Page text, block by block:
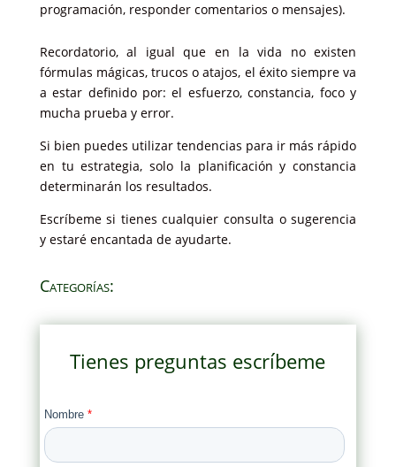
programación, responder comentarios o mensajes).
Recordatorio, al igual que en la vida no existen
fórmulas mágicas, trucos o atajos, el éxito siempre va
a estar definido por: el esfuerzo, constancia, foco y
mucha prueba y error.
Si bien puedes utilizar tendencias para ir más rápido
en tu estrategia, solo la planificación y constancia
determinarán los resultados.
Escríbeme si tienes cualquier consulta o sugerencia
y estaré encantada de ayudarte.
Categorías:
Tienes preguntas escríbeme